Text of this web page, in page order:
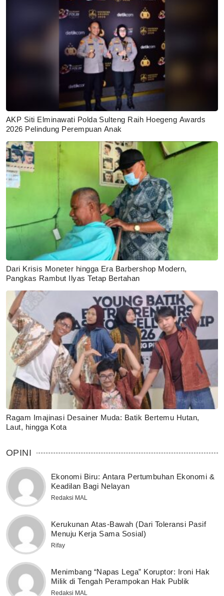
AKP Siti Elminawati Polda Sulteng Raih Hoegeng Awards
2026 Pelindung Perempuan Anak
Dari Krisis Moneter hingga Era Barbershop Modern,
Pangkas Rambut Ilyas Tetap Bertahan
Ragam Imajinasi Desainer Muda: Batik Bertemu Hutan,
Laut, hingga Kota
OPINI
Ekonomi Biru: Antara Pertumbuhan Ekonomi &
Keadilan Bagi Nelayan
Redaksi MAL
Kerukunan Atas-Bawah (Dari Toleransi Pasif
Menuju Kerja Sama Sosial)
Rifay
Menimbang “Napas Lega” Koruptor: Ironi Hak
Milik di Tengah Perampokan Hak Publik
Redaksi MAL